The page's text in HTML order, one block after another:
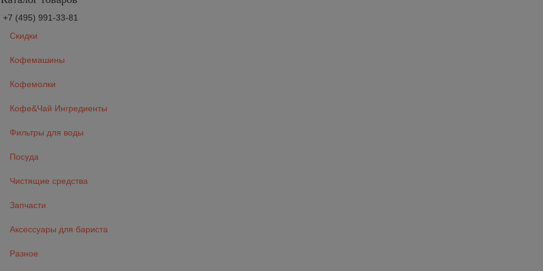
+7 (495) 991-33-81
Скидки
Кофемашины
Кофемолки
Кофе&Чай Ингредиенты
Фильтры для воды
Посуда
Чистящие средства
Запчасти
Аксессуары для бариста
Разное